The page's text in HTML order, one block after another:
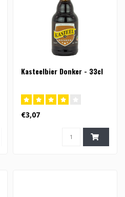
Kasteelbier Donker - 33cl
€3,07